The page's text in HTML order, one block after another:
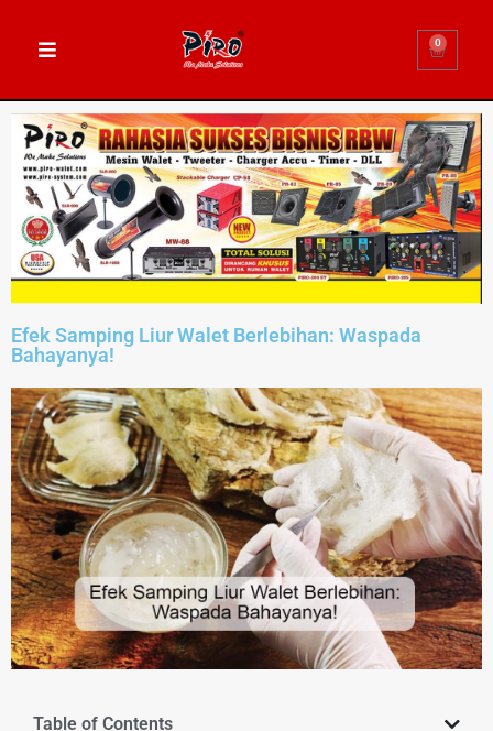
0
Efek Samping Liur Walet Berlebihan: Waspada
Bahayanya!
Table of Contents